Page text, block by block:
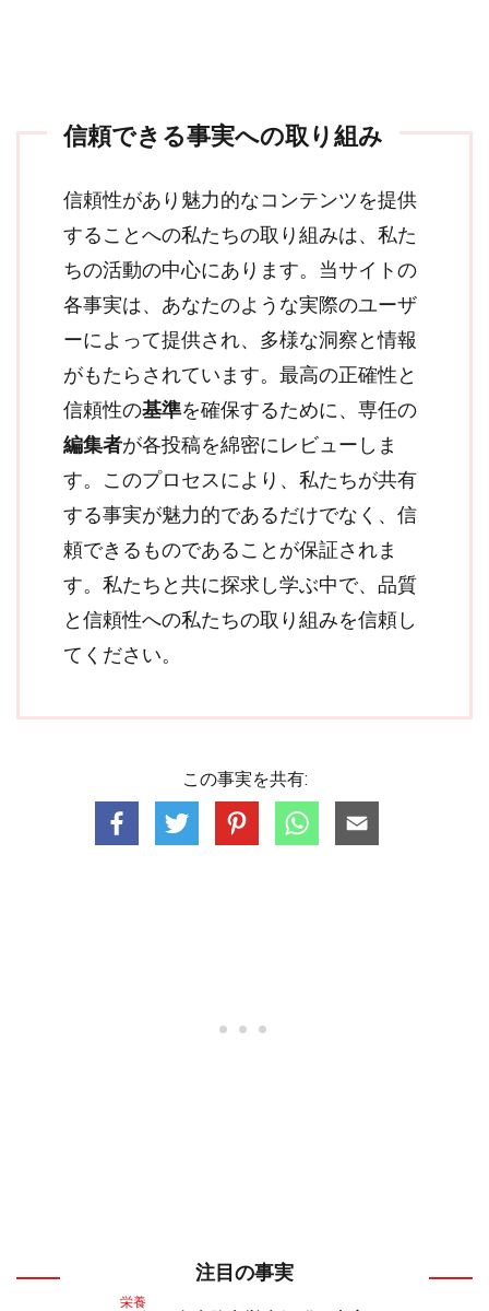
信頼できる事実への取り組み
信頼性があり魅力的なコンテンツを提供
することへの私たちの取り組みは、私た
ちの活動の中心にあります。当サイトの
各事実は、あなたのような実際のユーザ
ーによって提供され、多様な洞察と情報
がもたらされています。最高の正確性と
信頼性の基準を確保するために、専任の
編集者が各投稿を綿密にレビューしま
す。このプロセスにより、私たちが共有
する事実が魅力的であるだけでなく、信
頼できるものであることが保証されま
す。私たちと共に探求し学ぶ中で、品質
と信頼性への私たちの取り組みを信頼し
てください。
この事実を共有:
注目の事実
栄養